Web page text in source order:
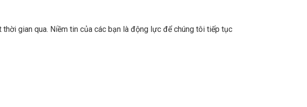
gian qua. Niềm tin của các bạn là động lực để chúng tôi tiếp tục